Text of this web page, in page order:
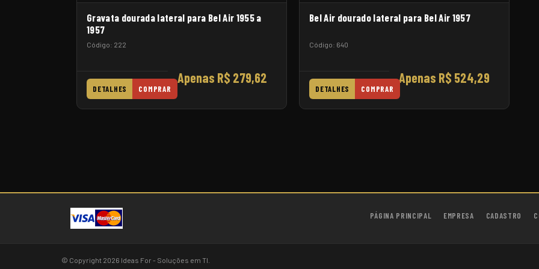
Gravata dourada lateral para Bel Air 1955 a
1957
Código: 222
Apenas R$ 279,62
DETALHES COMPRAR
Bel Air dourado lateral para Bel Air 1957
Código: 640
Apenas R$ 524,29
DETALHES COMPRAR
PÁGINA PRINCIPAL EMPRESA CADASTRO
© Copyright 2026 Ideas For - Soluções em TI.